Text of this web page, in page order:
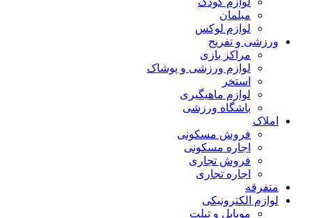
مبلمان
لوازم لوکس
ورزشی و تفریح
مراکز بازی
لوازم ورزشی و پوشاک
استخر
لوازم ماهیگیری
باشگاه ورزشی
املاک
فروش مسکونی
اجاره مسکونی
فروش تجاری
اجاره تجاری
متفرقه
لوازم الکترونیکی
موبایل و تبلت